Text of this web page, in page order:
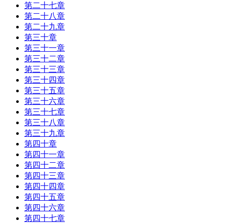
第二十七章
第二十八章
第二十九章
第三十章
第三十一章
第三十二章
第三十三章
第三十四章
第三十五章
第三十六章
第三十七章
第三十八章
第三十九章
第四十章
第四十一章
第四十二章
第四十三章
第四十四章
第四十五章
第四十六章
第四十七章